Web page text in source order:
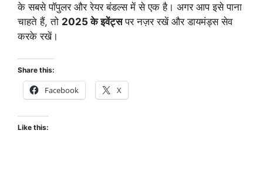
के सबसे पॉपुलर और रेयर बंडल्स में से एक है। अगर आप इसे पाना
चाहते हैं, तो 2025 के इवेंट्सपर नज़र रखें और डायमंड्स सेव
करके रखें।
Share this:
Facebook X
Like this: